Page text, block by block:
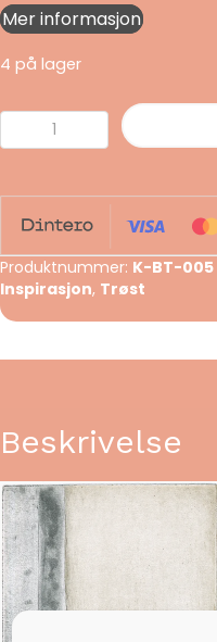
Mer informasjon
4 på lager
Aldri
for
antall
Produktnummer: K-BT-005
Inspirasjon, Trøst
Beskrivelse